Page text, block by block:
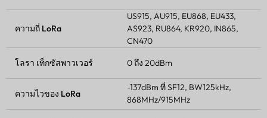
ความถี่ LoRa
US915, AU915, EU868, EU433,
AS923, RU864, KR920, IN865,
CN470
โลรา เท็กซัสพาวเวอร์ 0 ถึง 20dBm
ความไวของ LoRa
-137dBm ที่ SF12, BW125kHz,
868MHz/915MHz